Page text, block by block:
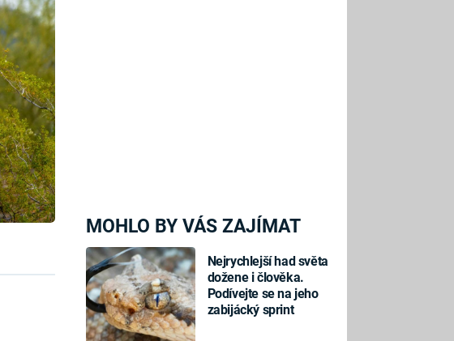
MOHLO BY VÁS ZAJÍMAT
Nejrychlejší had světa
dožene i člověka.
Podívejte se na jeho
zabijácký sprint